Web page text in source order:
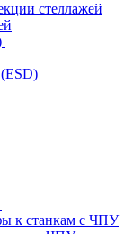
стеллажей
к станкам с ЧПУ